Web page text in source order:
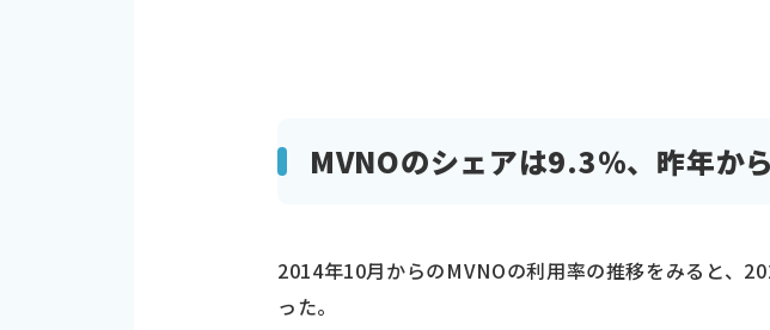
MVNOのシェアは9.3％、昨年か
2014年10月からのMVNOの利用率の推移をみると、
った。